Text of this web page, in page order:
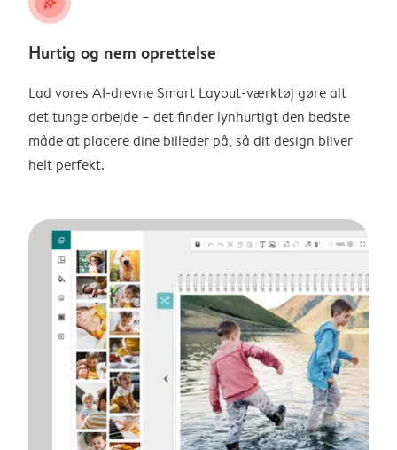
stars_plus
Hurtig og nem oprettelse
Lad vores AI-drevne Smart Layout-værktøj gøre alt
det tunge arbejde – det finder lynhurtigt den bedste
måde at placere dine billeder på, så dit design bliver
helt perfekt.